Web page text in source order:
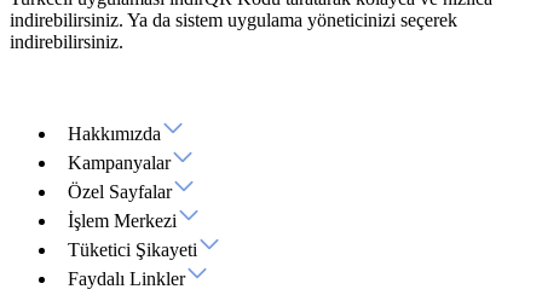
indirebilirsiniz. Ya da sistem uygulama yöneticinizi seçerek
indirebilirsiniz.
Hakkımızda
Kampanyalar
Özel Sayfalar
İşlem Merkezi
Tüketici Şikayeti
Faydalı Linkler